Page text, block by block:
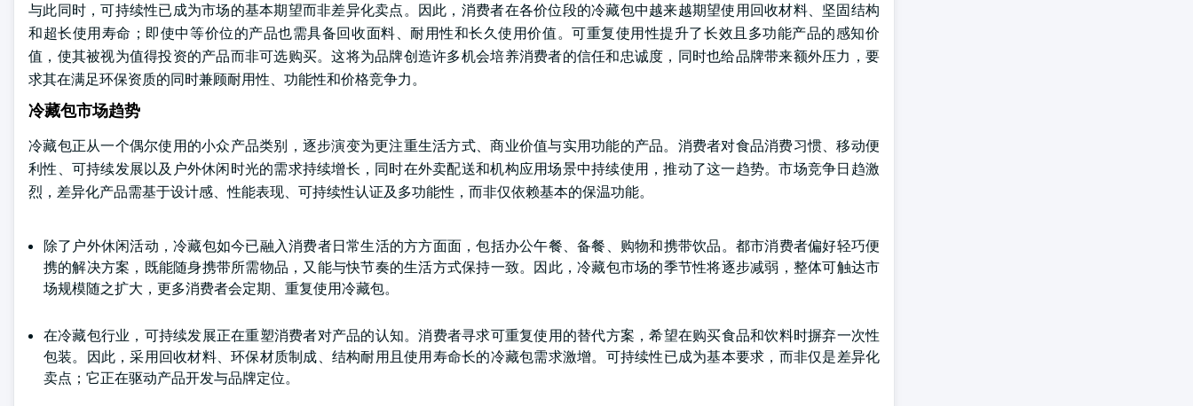
与此同时，可持续性已成为市场的基本期望而非差异化卖点。因此，消费者在各价位段的冷藏包中越来越期望使用回收材料、坚固结构
和超长使用寿命；即使中等价位的产品也需具备回收面料、耐用性和长久使用价值。可重复使用性提升了长效且多功能产品的感知价
值，使其被视为值得投资的产品而非可选购买。这将为品牌创造许多机会培养消费者的信任和忠诚度，同时也给品牌带来额外压力，要
求其在满足环保资质的同时兼顾耐用性、功能性和价格竞争力。
冷藏包市场趋势
冷藏包正从一个偶尔使用的小众产品类别，逐步演变为更注重生活方式、商业价值与实用功能的产品。消费者对食品消费习惯、移动便
利性、可持续发展以及户外休闲时光的需求持续增长，同时在外卖配送和机构应用场景中持续使用，推动了这一趋势。市场竞争日趋激
烈，差异化产品需基于设计感、性能表现、可持续性认证及多功能性，而非仅依赖基本的保温功能。
除了户外休闲活动，冷藏包如今已融入消费者日常生活的方方面面，包括办公午餐、备餐、购物和携带饮品。都市消费者偏好轻巧便
携的解决方案，既能随身携带所需物品，又能与快节奏的生活方式保持一致。因此，冷藏包市场的季节性将逐步减弱，整体可触达市
场规模随之扩大，更多消费者会定期、重复使用冷藏包。
在冷藏包行业，可持续发展正在重塑消费者对产品的认知。消费者寻求可重复使用的替代方案，希望在购买食品和饮料时摒弃一次性
包装。因此，采用回收材料、环保材质制成、结构耐用且使用寿命长的冷藏包需求激增。可持续性已成为基本要求，而非仅是差异化
卖点；它正在驱动产品开发与品牌定位。